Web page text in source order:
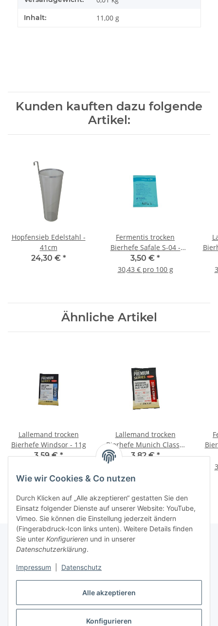
Alle akzeptieren
Konfigurieren
Wie wir Cookies & Co nutzen
Durch Klicken auf „Alle akzeptieren“ gestatten Sie den
Einsatz folgender Dienste auf unserer Website: YouTube,
Vimeo. Sie können die Einstellung jederzeit ändern
(Fingerabdruck-Icon links unten). Weitere Details finden
Sie unter Konfigurieren und in unserer
Datenschutzerklärung.
Impressum Datenschutz
Inhalt: 11,00 g
Kunden kauften dazu folgende
Artikel:
Hopfensieb Edelstahl -
41cm
24,30 € *
Fermentis trocken
Bierhefe Safale S-04 -
11,5g
3,50 € *
30,43 € pro 100 g
Ähnliche Artikel
Lallemand trocken
Bierhefe Windsor - 11g
3,59 €*
Lallemand trocken
Bierhefe Munich Classic
- 11g
3,82 €*